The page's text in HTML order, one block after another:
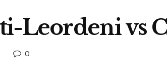
Leordeni vs
0